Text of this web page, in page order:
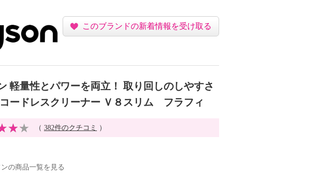
このブランドの新着情報を受け取る
軽量性とパワーを両立！ 取り回しのしやすさ
ードレスクリーナー Ｖ８スリム フラフィ
（ 382件のクチコミ ）
の商品一覧を見る